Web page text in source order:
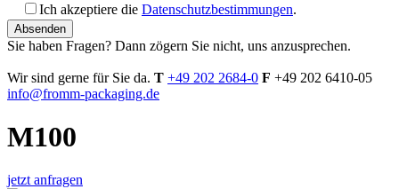
Ich akzeptiere die Datenschutzbestimmungen.
Bitte
füllen
dieses
Feld
nicht
Sie haben Fragen? Dann zögern Sie nicht, uns anzusprechen.
Wir sind gerne für Sie da. T +49 202 2684-0 F +49 202 6410-05
info@fromm-packaging.de
M100
jetzt anfragen